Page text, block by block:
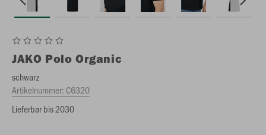
JAKO Polo Organic
schwarz
Artikelnummer: C6320
Lieferbar bis 2030